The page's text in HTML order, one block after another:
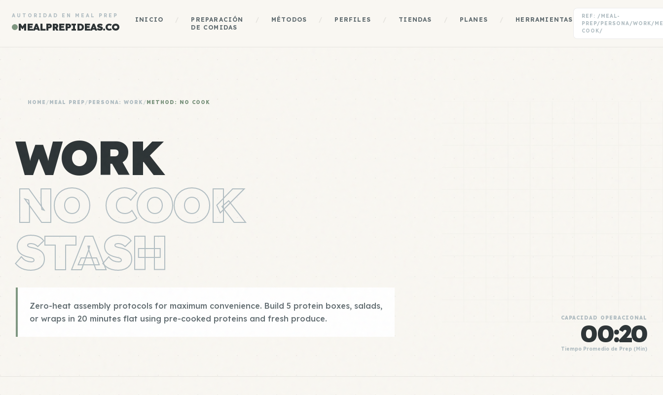
AUTORIDAD EN MEAL PREP
MEALPREPIDEAS.CO
INICIO
PREPARACIÓN
DE COMIDAS
MÉTODOS PERFILES TIENDAS PLANES HERRAMIENTAS
REF: /MEAL-
PREP/PERSONA/WORK/
COOK/
HOME /MEAL PREP/PERSONA: WORK/METHOD: NO COOK
WORK
NO COOK
STASH
Zero-heat assembly protocols for maximum convenience. Build 5 protein boxes, salads,
or wraps in 20 minutes flat using pre-cooked proteins and fresh produce.
CAPACIDAD OPERACIONAL
00:20
Tiempo Promedio de Prep (Min)